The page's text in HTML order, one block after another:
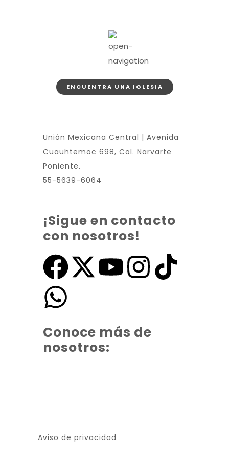
ENCUENTRA UNA IGLESIA
Unión Mexicana Central | Avenida
Cuauhtemoc 698, Col. Narvarte
Poniente.
55-5639-6064
¡Sigue en contacto
con nosotros!
Conoce más de
nosotros:
Aviso de privacidad